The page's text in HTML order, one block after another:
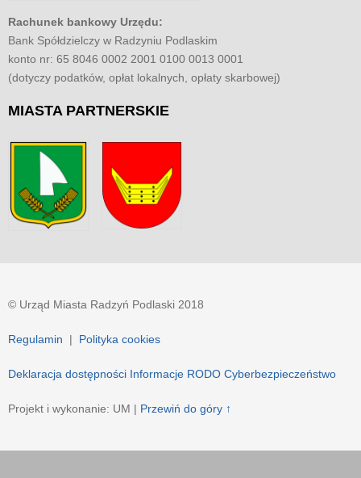
Rachunek bankowy Urzędu:
Bank Spółdzielczy w Radzyniu Podlaskim
konto nr: 65 8046 0002 2001 0100 0013 0001
(dotyczy podatków, opłat lokalnych, opłaty skarbowej)
MIASTAPARTNERSKIE
© Urząd Miasta Radzyń Podlaski 2018
Regulamin | Polityka cookies
Deklaracja dostępności Informacje RODO Cyberbezpieczeństwo
Projekt i wykonanie: UM | Przewiń do góry ↑